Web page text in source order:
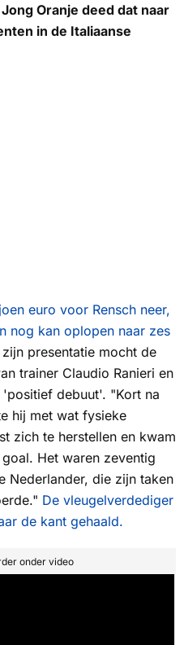
Oranje deed dat naar
in de Italiaanse
euro voor Rensch neer,
nog kan oplopen naar zes
presentatie mocht de
trainer Claudio Ranieri en
'positief debuut'. "Kort na
hij met wat fysieke
zich te herstellen en kwam
Het waren zeventig
Nederlander, die zijn taken
De vleugelverdediger
de kant gehaald.
onder video